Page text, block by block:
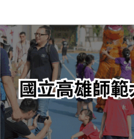
轉
至
主
內
容